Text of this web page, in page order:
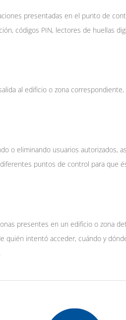
presentadas en el punto de
códigos PIN, lectores de huellas
al edificio o zona
o eliminando usuarios autorizados,
puntos de control para que
presentes en un edificio o zona
quién intentó acceder, cuándo y